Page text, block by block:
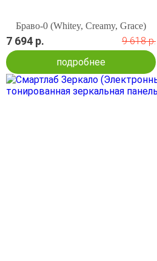
Браво-0 (Whitey, Creamy, Grace)
7 694 р.
9 618 р.
подробнее